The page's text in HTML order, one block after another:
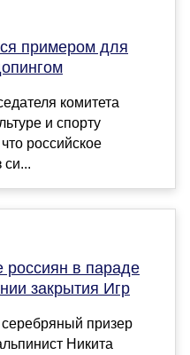
примером для
комитета
и спорту
российское
си...
россиян в параде
закрытия Игр
призер
Никита